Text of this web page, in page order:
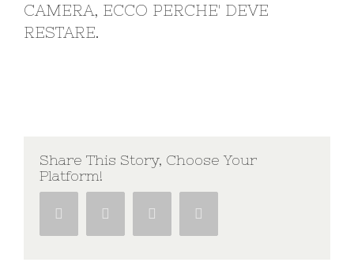
CAMERA, ECCO PERCHE' DEVE
RESTARE.
Share This Story, Choose Your
Platform!
Facebook Twitter Google+